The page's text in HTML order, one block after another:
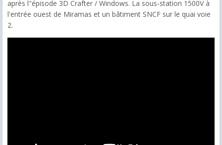
après l"épisode 3D Crafter / Windows. La sous-station 1500V à
l'entrée ouest de Miramas et un bâtiment SNCF sur le quai voie
2.